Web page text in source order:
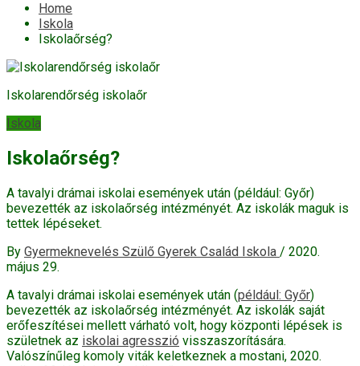
Home
Iskola
Iskolaőrség?
Iskolarendőrség iskolaőr
Iskola
Iskolaőrség?
A tavalyi drámai iskolai események után (például: Győr)
bevezették az iskolaőrség intézményét. Az iskolák maguk is
tettek lépéseket.
By Gyermeknevelés Szülő Gyerek Család Iskola / 2020.
május 29.
A tavalyi drámai iskolai események után (például: Győr)
bevezették az iskolaőrség intézményét. Az iskolák saját
erőfeszítései mellett várható volt, hogy központi lépések is
születnek az iskolai agresszió visszaszorítására.
Valószínűleg komoly viták keletkeznek a mostani, 2020.